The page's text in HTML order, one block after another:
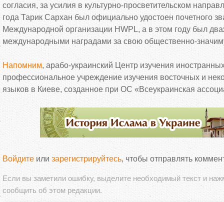
согласия, за усилия в культурно-просветительском
года Тарик Сархан был официально удостоен почетного
Международной организации HWPL, а в этом году был
международными наградами за свою общественно-
Напомним, арабо-украинский Центр изучения
профессиональное учреждение изучения восточных и
языков в Киеве, созданное при ОС «Всеукраинская
Войдите или зарегистрируйтесь, чтобы отправлять
Если вы заметили ошибку, выделите необходимый текст и
сообщить об этом редакции.